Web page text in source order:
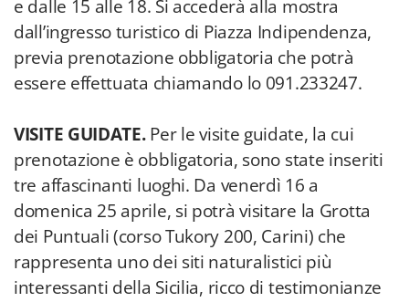
e dalle 15 alle 18. Si accederà alla mostra
dall’ingresso turistico di Piazza Indipendenza,
previa prenotazione obbligatoria che potrà
essere effettuata chiamando lo 091.233247.
VISITE GUIDATE.Per le visite guidate, la cui
prenotazione è obbligatoria, sono state inseriti
tre affascinanti luoghi. Da venerdì 16 a
domenica 25 aprile, si potrà visitare la Grotta
dei Puntuali (corso Tukory 200, Carini) che
rappresenta uno dei siti naturalistici più
interessanti della Sicilia, ricco di testimonianze